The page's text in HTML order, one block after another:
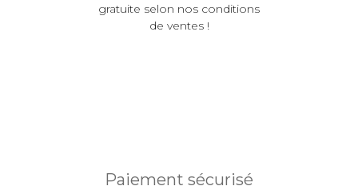
gratuite selon nos conditions
de ventes !
Paiement sécurisé